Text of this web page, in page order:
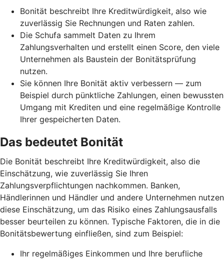
Bonität beschreibt Ihre Kreditwürdigkeit, also wie
zuverlässig Sie Rechnungen und Raten zahlen.
Die Schufa sammelt Daten zu Ihrem
Zahlungsverhalten und erstellt einen Score, den viele
Unternehmen als Baustein der Bonitätsprüfung
nutzen.
Sie können Ihre Bonität aktiv verbessern — zum
Beispiel durch pünktliche Zahlungen, einen bewussten
Umgang mit Krediten und eine regelmäßige Kontrolle
Ihrer gespeicherten Daten.
Das bedeutet Bonität
Die Bonität beschreibt Ihre Kreditwürdigkeit, also die
Einschätzung, wie zuverlässig Sie Ihren
Zahlungsverpflichtungen nachkommen. Banken,
Händlerinnen und Händler und andere Unternehmen nutzen
diese Einschätzung, um das Risiko eines Zahlungsausfalls
besser beurteilen zu können. Typische Faktoren, die in die
Bonitätsbewertung einfließen, sind zum Beispiel:
Ihr regelmäßiges Einkommen und Ihre berufliche